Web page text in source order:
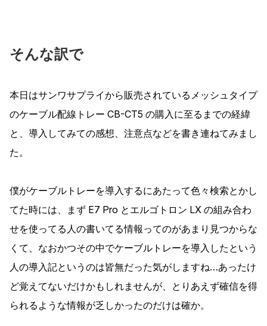
そんな訳で
本日はサンワサプライから販売されているメッシュタイプ
のケーブル配線トレー CB-CT5 の購入に至るまでの経緯
と、導入してみての感想、注意点などを書き連ねてみまし
た。
僕がケーブルトレーを導入するにあたって色々検索とかし
てた時には、まず E7 Pro とエルゴトロン LX の組み合わ
せを使ってる人の書いてる情報ってのがあまり見つからな
くて、なおかつその中でケーブルトレーを導入したという
人の導入記というのは皆無だった気がしますね…あったけ
ど覚えてないだけかもしれませんが、とりあえず確信を得
られるような情報が乏しかったのだけは確か。